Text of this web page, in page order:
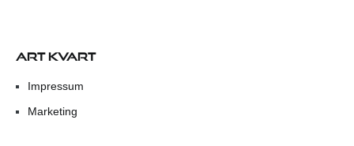
ART KVART
Impressum
Marketing